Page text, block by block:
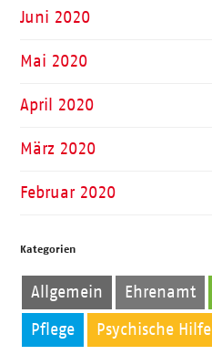
Juni 2020
Mai 2020
April 2020
März 2020
Februar 2020
Kategorien
Allgemein Ehrenamt
Pflege Psychische Hilfe